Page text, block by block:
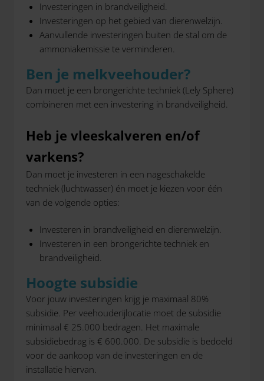
Investeringen in brandveiligheid.
Investeringen op het gebied van dierenwelzijn.
Aanvullende investeringen buiten de stal om de
ammoniakemissie te verminderen.
Ben je melkveehouder?
Dan moet je een brongerichte techniek (Lely Sphere)
combineren met een investering in brandveiligheid.
Heb je vleeskalveren en/of
varkens?
Dan moet je investeren in een nageschakelde
techniek (luchtwasser) én moet je kiezen voor één
van de volgende opties:
Investeren in brandveiligheid en dierenwelzijn.
Investeren in een brongerichte techniek en
brandveiligheid.
Hoogte subsidie
Voor jouw investeringen krijg je maximaal 80%
subsidie. Per veehouderijlocatie moet de subsidie
minimaal € 25.000 bedragen. Het maximale
subsidiebedrag is € 600.000. De subsidie is bedoeld
voor de aankoop van de investeringen en de
installatie hiervan.